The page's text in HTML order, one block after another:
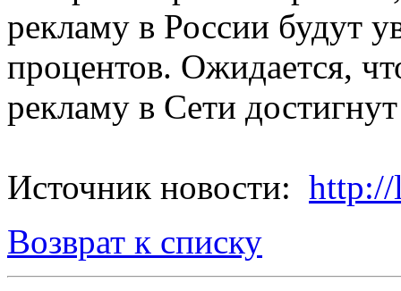
рекламу в России будут
процентов. Ожидается,
рекламу в Сети
Источник новости: http://
Возврат к списку